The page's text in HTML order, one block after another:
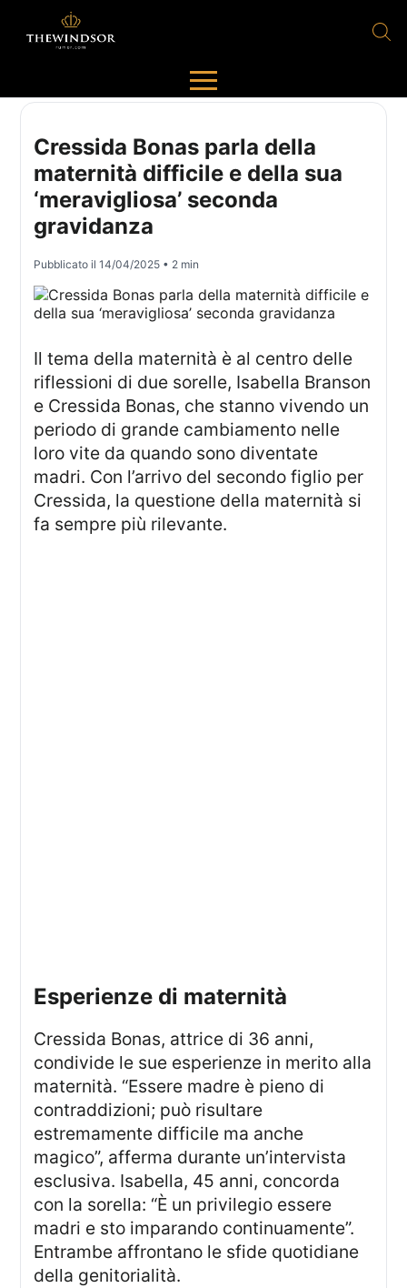
Cressida Bonas parla della
maternità difficile e della sua
‘meravigliosa’ seconda
gravidanza
Pubblicato il14/04/2025 • 2 min
Il tema della maternità è al centro delle
riflessioni di due sorelle, Isabella Branson
e Cressida Bonas, che stanno vivendo un
periodo di grande cambiamento nelle
loro vite da quando sono diventate
madri. Con l’arrivo del secondo figlio per
Cressida, la questione della maternità si
fa sempre più rilevante.
esperienze di maternità
Cressida Bonas, attrice di 36 anni,
condivide le sue esperienze in merito alla
maternità. “Essere madre è pieno di
contraddizioni; può risultare
estremamente difficile ma anche
magico”, afferma durante un’intervista
esclusiva. Isabella, 45 anni, concorda
con la sorella: “È un privilegio essere
madri e sto imparando continuamente”.
Entrambe affrontano le sfide quotidiane
della genitorialità.